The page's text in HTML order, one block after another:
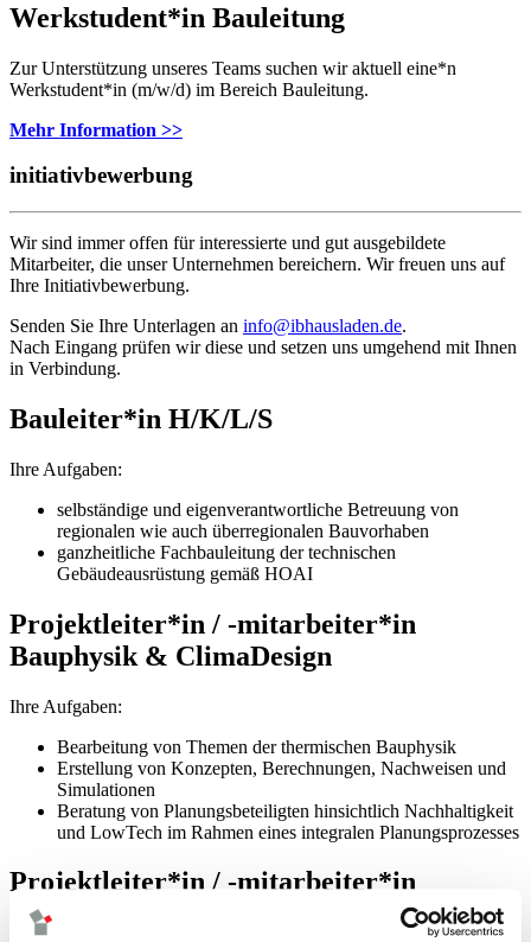
Werkstudent*in Bauleitung
Zur Unterstützung unseres Teams suchen wir aktuell eine*n
Werkstudent*in (m/w/d) im Bereich Bauleitung.
Mehr Information >>
initiativbewerbung
Wir sind immer offen für interessierte und gut ausgebildete
Mitarbeiter, die unser Unternehmen bereichern. Wir freuen uns auf
Ihre Initiativbewerbung.
Senden Sie Ihre Unterlagen an info@ibhausladen.de.
Nach Eingang prüfen wir diese und setzen uns umgehend mit Ihnen
in Verbindung.
Bauleiter*in H/K/L/S
Ihre Aufgaben:
selbständige und eigenverantwortliche Betreuung von
regionalen wie auch überregionalen Bauvorhaben
ganzheitliche Fachbauleitung der technischen
Gebäudeausrüstung gemäß HOAI
Projektleiter*in / -mitarbeiter*in
Bauphysik & ClimaDesign
Ihre Aufgaben:
Bearbeitung von Themen der thermischen Bauphysik
Erstellung von Konzepten, Berechnungen, Nachweisen und
Simulationen
Beratung von Planungsbeteiligten hinsichtlich Nachhaltigkeit
und LowTech im Rahmen eines integralen Planungsprozesses
Projektleiter*in / -mitarbeiter*in
Akustik